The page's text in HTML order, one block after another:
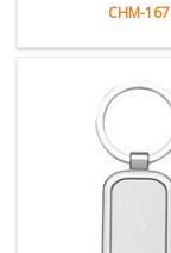
CHM-167